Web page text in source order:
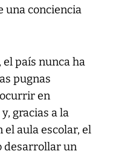
una conciencia
el país nunca ha
pugnas
en
gracias a la
aula escolar, el
desarrollar un